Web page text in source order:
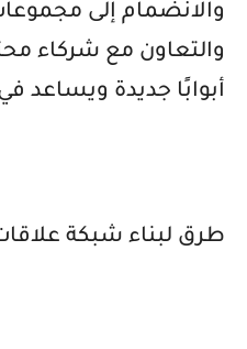
والانضمام إلى
والتعاون مع شركاء
أبوابًا جديدة ويساعد
طرق لبناء شبكة